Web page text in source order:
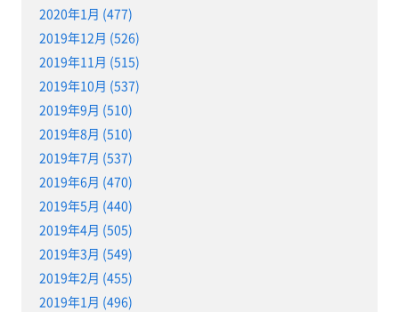
2020年1月 (477)
2019年12月 (526)
2019年11月 (515)
2019年10月 (537)
2019年9月 (510)
2019年8月 (510)
2019年7月 (537)
2019年6月 (470)
2019年5月 (440)
2019年4月 (505)
2019年3月 (549)
2019年2月 (455)
2019年1月 (496)